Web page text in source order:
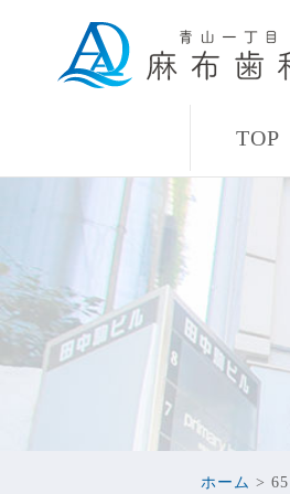
TOP
ホーム > 65